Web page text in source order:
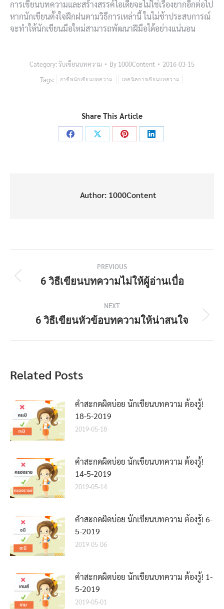
การเขียนบทความและสร้างสรรค์ไอเดียจะไม่ใช่เรื่องยากอีกต่อไป
หากนักเขียนตั้งใจฝึกฝนตามวิธีการเหล่านี้ ในไม่ช้าประสบการณ์
จะทำให้นักเขียนมือใหม่สามารถพัฒนาฝีมือได้อย่างแน่นอน
Category: รับเขียนบทความ By 1000Content
2016-03-15
Tags:
อาชีพนักเขียนบทความ เทคนิคการเขียนบทความ
Share This Article
Share
Share
Share
Share
Author: 1000Content
navigation
PREVIOUS
Previous
6 วิธีเขียนบทความไม่ให้ผู้อ่านเบื่อ
NEXT
Next
6 วิธีเขียนหัวข้อบทความให้น่าสนใจ
Related Posts
คำสะกดผิดบ่อย นักเขียนบทความ ต้องรู้!
18-5-2019
2019-05-18
คำสะกดผิดบ่อย นักเขียนบทความ ต้องรู้!
14-5-2019
2019-05-14
คำสะกดผิดบ่อย นักเขียนบทความ ต้องรู้! 6-
5-2019
2019-05-06
คำสะกดผิดบ่อย นักเขียนบทความ ต้องรู้! 1-
5-2019
2019-05-01